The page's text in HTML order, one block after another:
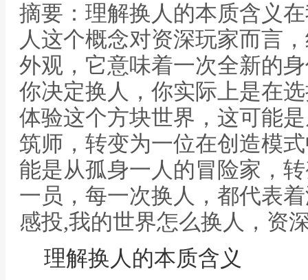
摘要：理解换人的本质含义
人这个概念对资深玩家而言
外观，它意味着一次全新的
你决定换人，你实际上是在
体验这个方块世界，这可能
筑师，转变为一位在创造模
能是从孤身一人的冒险家，
一员，每一次换人，都代表
感投,我的世界怎么换人，资
理解换人的本质含义